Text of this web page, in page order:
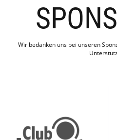
Wir bedanken uns bei unseren